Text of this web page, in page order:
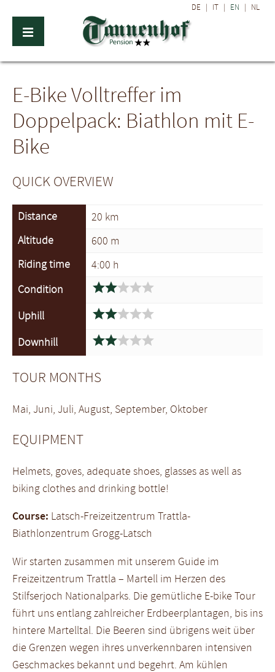
DE | IT | EN | NL
E-Bike Volltreffer im
Doppelpack: Biathlon mit E-
Bike
QUICK OVERVIEW
Distance
20 km
Altitude
600 m
Riding time
4:00 h
Condition

Uphill 
Downhill 
TOUR MONTHS
Mai, Juni, Juli, August, September, Oktober
EQUIPMENT
Helmets, goves, adequate shoes, glasses as well as
biking clothes and drinking bottle!
Course: Latsch-Freizeitzentrum Trattla-
Biathlonzentrum Grogg-Latsch
Wir starten zusammen mit unserem Guide im
Freizeitzentrum Trattla – Martell im Herzen des
Stilfserjoch Nationalparks. Die gemütliche E-bike Tour
führt uns entlang zahlreicher Erdbeerplantagen, bis ins
hintere Martelltal. Die Beeren sind übrigens weit über
die Grenzen wegen ihres unverkennbaren intensiven
Geschmackes bekannt und begehrt. Am kühlen